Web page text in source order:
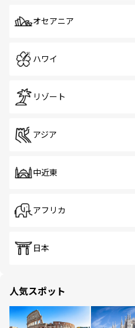
オセアニア
ハワイ
リゾート
アジア
中近東
アフリカ
日本
人気スポット